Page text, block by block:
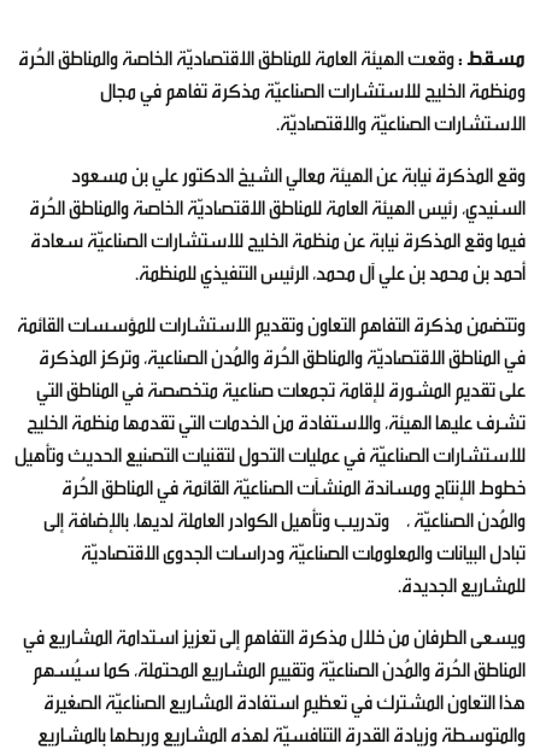
مسقط :وقعت الهيئة العامة للمناطق الاقتصاديّة الخاصة والمناطق الحُرة
ومنظمة الخليج للاستشارات الصناعيّة مذكرة تفاهم في مجال
الاستشارات الصناعيّة والاقتصاديّة.
وقع المذكرة نيابة عن الهيئة معالي الشيخ الدكتور علي بن مسعود
السنيدي، رئيس الهيئة العامة للمناطق الاقتصاديّة الخاصة والمناطق الحُرة
فيما وقع المذكرة نيابة عن منظمة الخليج للاستشارات الصناعيّة سعادة
أحمد بن محمد بن علي آل محمد، الرئيس التنفيذي للمنظمة.
وتتضمن مذكرة التفاهم التعاون وتقديم الاستشارات للمؤسسات القائمة
في المناطق الاقتصاديّة والمناطق الحُرة والمُدن الصناعية، وتركز المذكرة
على تقديم المشورة لإقامة تجمعات صناعية متخصصة في المناطق التي
تشرف عليها الهيئة، والاستفادة من الخدمات التي تقدمها منظمة الخليج
للاستشارات الصناعيّة في عمليات التحول لتقنيات التصنيع الحديث وتأهيل
خطوط الإنتاج ومساندة المنشآت الصناعيّة القائمة في المناطق الحُرة
والمُدن الصناعيّة ، وتدريب وتأهيل الكوادر العاملة لديها، بالإضافة إلى
تبادل البيانات والمعلومات الصناعيّة ودراسات الجدوى الاقتصاديّة
للمشاريع الجديدة.
ويسعى الطرفان من خلال مذكرة التفاهم إلى تعزيز استدامة المشاريع في
المناطق الحُرة والمُدن الصناعيّة وتقييم المشاريع المحتملة، كما سيُسهم
هذا التعاون المشترك في تعظيم استفادة المشاريع الصناعيّة الصغيرة
والمتوسطة وزيادة القدرة التنافسيّة لهذه المشاريع وربطها بالمشاريع